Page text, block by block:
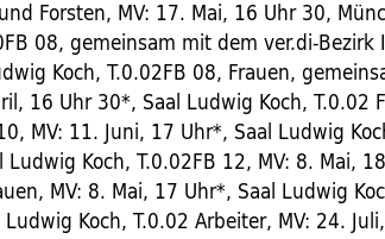
Forsten, MV: 17. Mai, 16 Uhr 30,
08, gemeinsam mit dem ver.di-Bezirk
Koch, T.0.02FB 08, Frauen,
16 Uhr 30*, Saal Ludwig Koch, T.0.02
MV: 11. Juni, 17 Uhr*, Saal Ludwig
Koch, T.0.02FB 12, MV: 8. Mai,
MV: 8. Mai, 17 Uhr*, Saal Ludwig
Koch, T.0.02 Arbeiter, MV: 24.